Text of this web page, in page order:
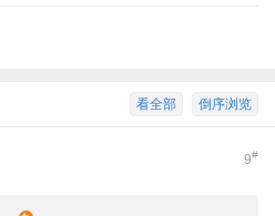
倒序浏览
看全部
9#